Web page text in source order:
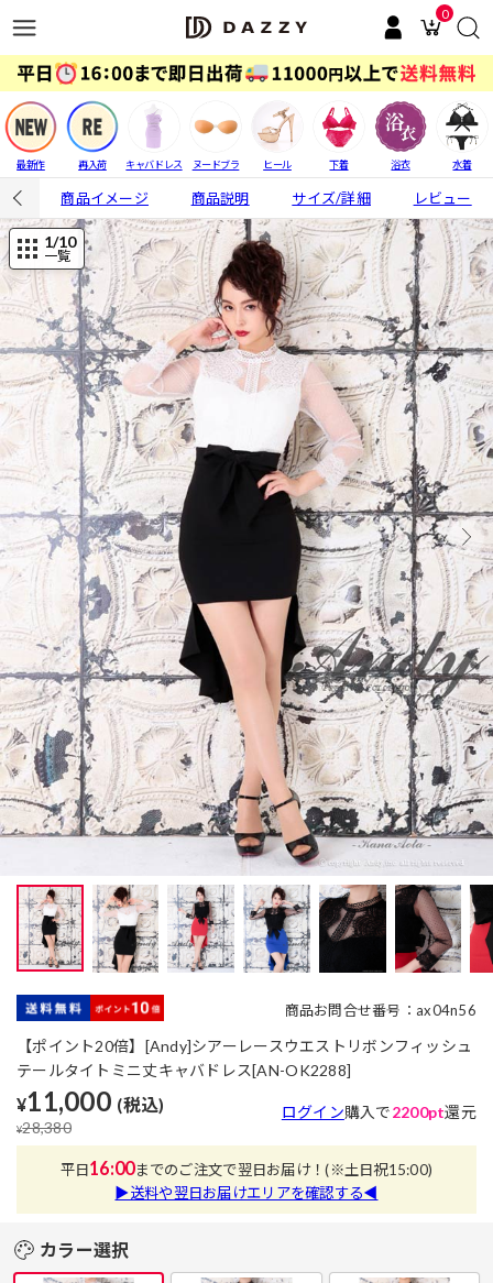
0
最新作 再入荷 キャバドレス ヌードブラ ヒール 下着 浴衣 水着
商品イメージ 商品説明 サイズ/詳細 レビュー
1/10
一覧
商品お問合せ番号：ax04n56
【ポイント20倍】[Andy]シアーレースウエストリボンフィッシュ
テールタイトミニ丈キャバドレス[AN-OK2288]
¥11,000 (税込)
¥28,380
ログイン購入で2200pt還元
平日16:00までのご注文で翌日お届け！(※土日祝15:00)
▶送料や翌日お届けエリアを確認する◀
カラー選択